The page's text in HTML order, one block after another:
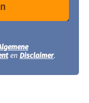
en Disclaimer.